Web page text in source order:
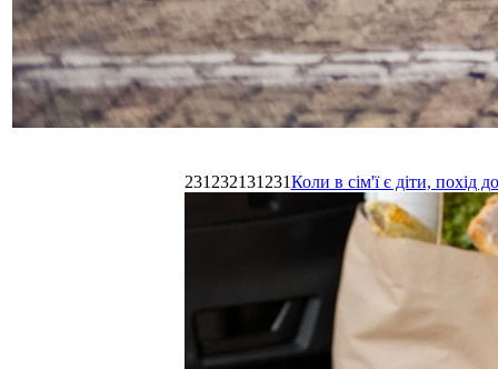
231232131231Коли в сім'ї є діти,